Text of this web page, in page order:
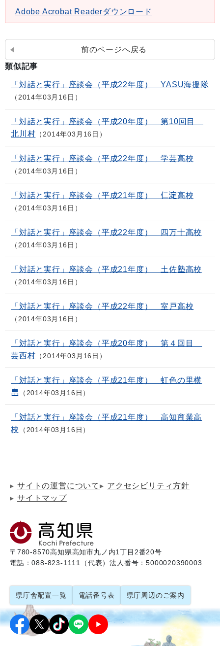
Adobe Acrobat Readerダウンロード
前のページへ戻る
類似記事
「対話と実行」座談会（平成22年度） YASU海援隊
2014年03月16日
「対話と実行」座談会（平成20年度） 第10回目
北川村
2014年03月16日
「対話と実行」座談会（平成22年度） 学芸高校
2014年03月16日
「対話と実行」座談会（平成21年度） 仁淀高校
2014年03月16日
「対話と実行」座談会（平成22年度） 四万十高校
2014年03月16日
「対話と実行」座談会（平成21年度） 土佐塾高校
2014年03月16日
「対話と実行」座談会（平成22年度） 室戸高校
2014年03月16日
「対話と実行」座談会（平成20年度） 第４回目
芸西村
2014年03月16日
「対話と実行」座談会（平成21年度） 虹色の里横
畠
2014年03月16日
「対話と実行」座談会（平成21年度） 高知商業高
校
2014年03月16日
サイトの運営について
アクセシビリティ方針
サイトマップ
〒780-8570高知県高知市丸ノ内1丁目2番20号
電話：088-823-1111（代表）法人番号：5000020390003
県庁舎配置一覧 電話番号表 県庁周辺のご案内